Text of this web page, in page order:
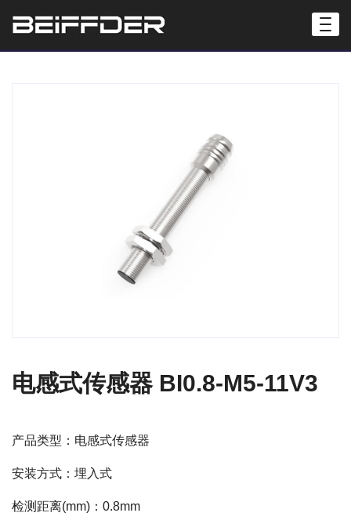
电感式传感器 BI0.8-M5-11V3
产品类型：电感式传感器
安装方式：埋入式
检测距离(mm)：0.8mm